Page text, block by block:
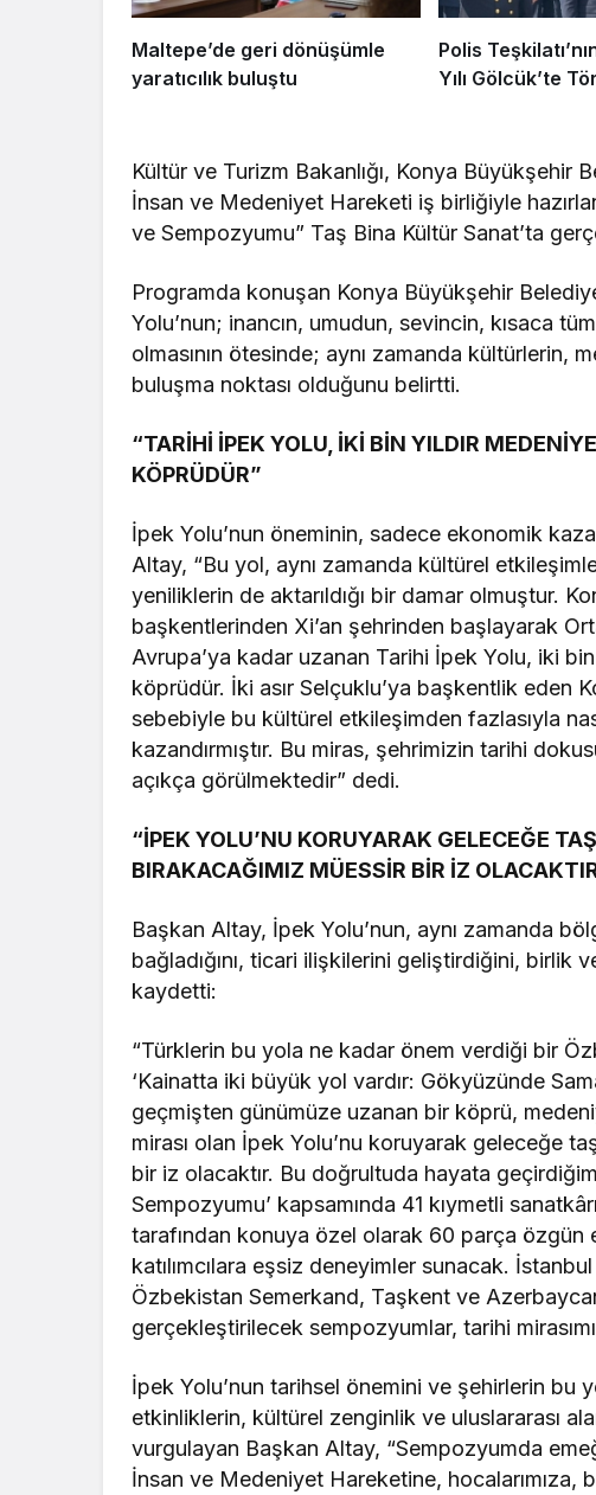
Maltepe’de geri dönüşümle
yaratıcılık buluştu
Polis
Yılı Gölcük’te
Kültür ve Turizm Bakanlığı, Konya Büyükşehir
İnsan ve Medeniyet Hareketi iş birliğiyle
ve Sempozyumu” Taş Bina Kültür Sanat’ta
Programda konuşan Konya Büyükşehir
Yolu’nun; inancın, umudun, sevincin, kısaca
olmasının ötesinde; aynı zamanda kültürlerin,
buluşma noktası olduğunu belirtti.
“TARİHİ İPEK YOLU, İKİ BİN YILDIR
KÖPRÜDÜR”
İpek Yolu’nun öneminin, sadece ekonomik
Altay, “Bu yol, aynı zamanda kültürel
yeniliklerin de aktarıldığı bir damar olmuştur.
başkentlerinden Xi’an şehrinden başlayarak
Avrupa’ya kadar uzanan Tarihi İpek Yolu, iki
köprüdür. İki asır Selçuklu’ya başkentlik eden
sebebiyle bu kültürel etkileşimden fazlasıyla
kazandırmıştır. Bu miras, şehrimizin tarihi
açıkça görülmektedir” dedi.
“İPEK YOLU’NU KORUYARAK GELECEĞE
BIRAKACAĞIMIZ MÜESSİR BİR İZ
Başkan Altay, İpek Yolu’nun, aynı zamanda
bağladığını, ticari ilişkilerini geliştirdiğini, birlik
kaydetti:
“Türklerin bu yola ne kadar önem verdiği bir
‘Kainatta iki büyük yol vardır: Gökyüzünde
geçmişten günümüze uzanan bir köprü,
mirası olan İpek Yolu’nu koruyarak geleceğe
bir iz olacaktır. Bu doğrultuda hayata
Sempozyumu’ kapsamında 41 kıymetli
tarafından konuya özel olarak 60 parça
katılımcılara eşsiz deneyimler sunacak.
Özbekistan Semerkand, Taşkent ve
gerçekleştirilecek sempozyumlar, tarihi
İpek Yolu’nun tarihsel önemini ve şehirlerin bu
etkinliklerin, kültürel zenginlik ve uluslararası
vurgulayan Başkan Altay, “Sempozyumda
İnsan ve Medeniyet Hareketine, hocalarımıza,